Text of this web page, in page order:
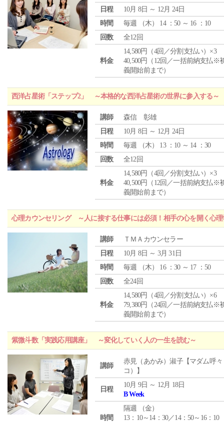
日程
10月 8日 ～ 12月 24日
時間
毎週 （木） 14 ：50 ～ 16 ：10
回数
全12回
料金
14,580円（4回／分割支払い）×3
40,500円（12回／一括前納支払※
義開始前まで）
西洋占星術「ステップ2」 ～本格的な西洋占星術の世界に参入する～
講師
森信 彰雄
日程
10月 8日 ～ 12月 24日
時間
毎週 （木） 13 ：10 ～ 14 ：30
回数
全12回
料金
14,580円（4回／分割支払い）×3
40,500円（12回／一括前納支払※
義開始前まで）
心理カウンセリング ～人に接する仕事には必須！相手の心を開く心理
講師
ＴＭＡカウンセラー
日程
10月 8日 ～ 3月 31日
時間
毎週 （木） 16 ：30 ～ 17 ：50
回数
全24回
料金
14,580円（4回／分割支払い）×6
79,380円（24回／一括前納支払※
義開始前まで）
紫微斗数「実践応用講座」 ～変化していく人の一生を読む～
講師
赤見（あかみ）淑子【マダム呼々
コ）】
日程
10月 9日 ～ 12月 18日
B Week
時間
隔週 （金）
13：10～14：30／14：50～16：10